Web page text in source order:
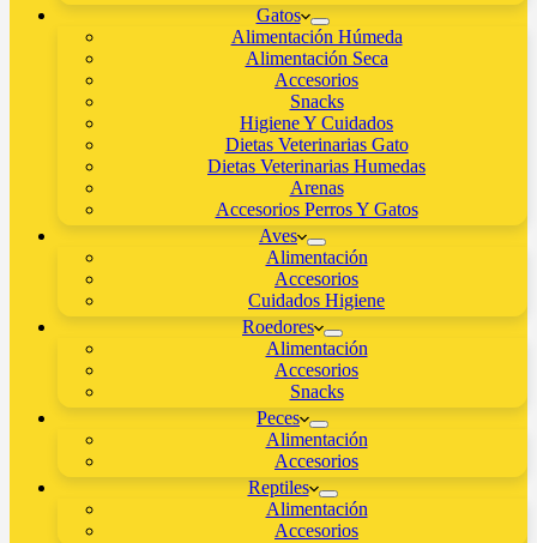
Gatos
Alimentación Húmeda
Alimentación Seca
Accesorios
Snacks
Higiene Y Cuidados
Dietas Veterinarias Gato
Dietas Veterinarias Humedas
Arenas
Accesorios Perros Y Gatos
Aves
Alimentación
Accesorios
Cuidados Higiene
Roedores
Alimentación
Accesorios
Snacks
Peces
Alimentación
Accesorios
Reptiles
Alimentación
Accesorios